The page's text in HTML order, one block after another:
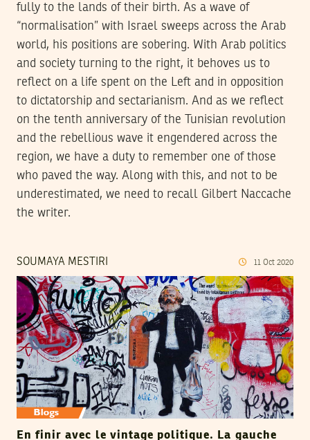
fully to the lands of their birth. As a wave of
“normalisation” with Israel sweeps across the Arab
world, his positions are sobering. With Arab politics
and society turning to the right, it behoves us to
reflect on a life spent on the Left and in opposition
to dictatorship and sectarianism. And as we reflect
on the tenth anniversary of the Tunisian revolution
and the rebellious wave it engendered across the
region, we have a duty to remember one of those
who paved the way. Along with this, and not to be
underestimated, we need to recall Gilbert Naccache
the writer.
SOUMAYA MESTIRI 11 Oct 2020
En finir avec le vintage politique. La gauche